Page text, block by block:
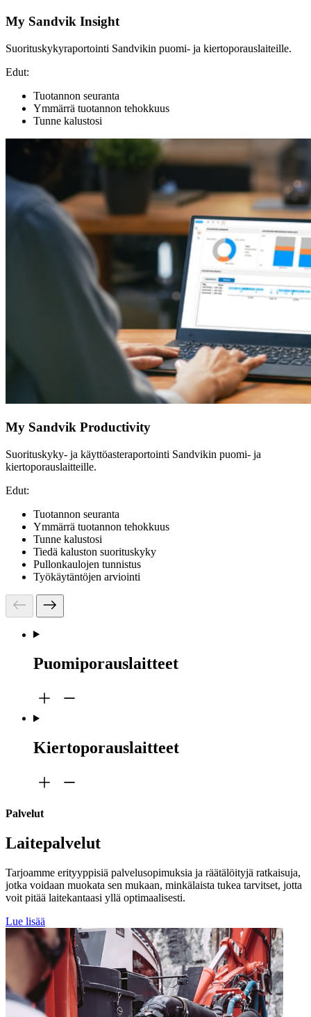
My Sandvik Insight
Suorituskykyraportointi Sandvikin puomi- ja kiertoporauslaiteille.
Edut:
Tuotannon seuranta
Ymmärrä tuotannon tehokkuus
Tunne kalustosi
My Sandvik Productivity
Suorituskyky- ja käyttöasteraportointi Sandvikin puomi- ja
kiertoporauslaitteille.
Edut:
Tuotannon seuranta
Ymmärrä tuotannon tehokkuus
Tunne kalustosi
Tiedä kaluston suorituskyky
Pullonkaulojen tunnistus
Työkäytäntöjen arviointi
Puomiporauslaitteet
Kiertoporauslaitteet
Palvelut
Laitepalvelut
Tarjoamme erityyppisiä palvelusopimuksia ja räätälöityjä ratkaisuja,
jotka voidaan muokata sen mukaan, minkälaista tukea tarvitset, jotta
voit pitää laitekantaasi yllä optimaalisesti.
Lue lisää